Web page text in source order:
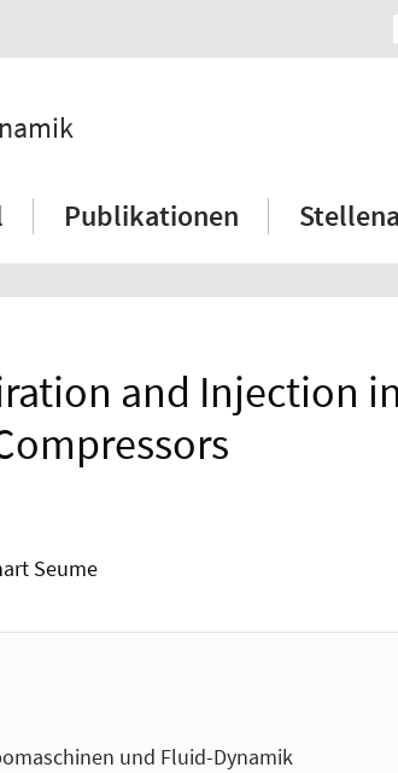
Publikationen
and Injection
Seume
und Fluid-Dynamik